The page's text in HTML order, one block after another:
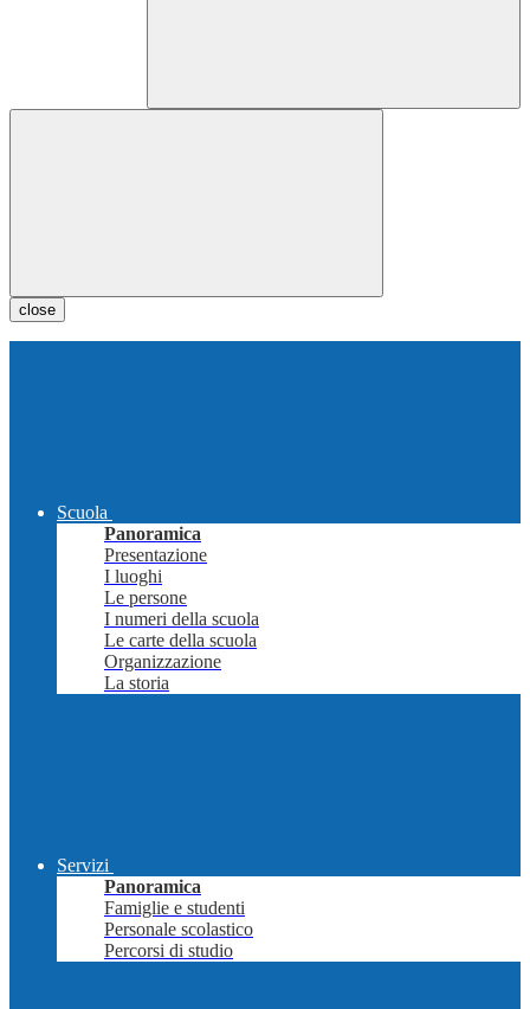
close
Scuola
Panoramica
Presentazione
I luoghi
Le persone
I numeri della scuola
Le carte della scuola
Organizzazione
La storia
Servizi
Panoramica
Famiglie e studenti
Personale scolastico
Percorsi di studio